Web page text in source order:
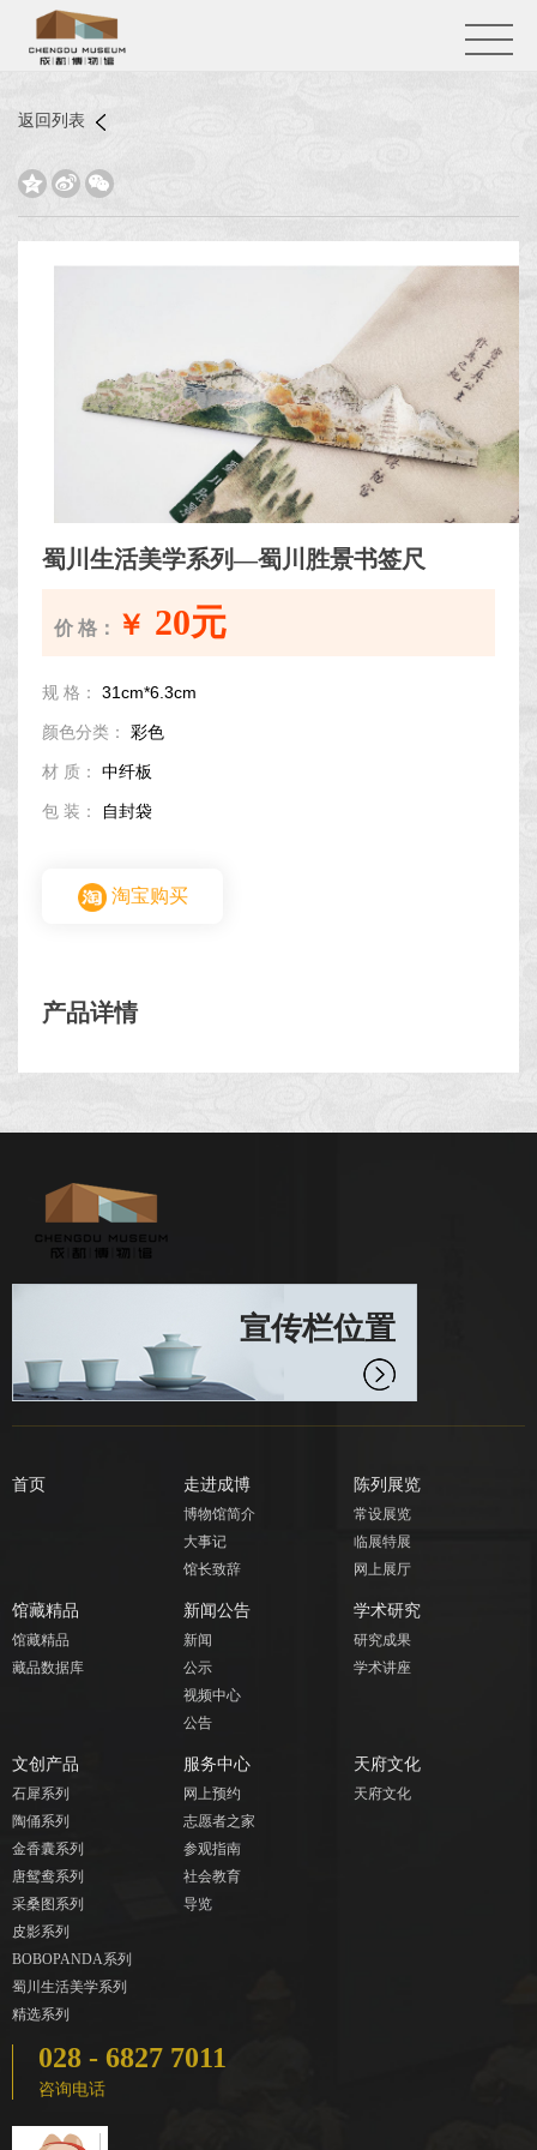
返回列表
  
蜀川生活美学系列—蜀川胜景书签尺
价 格： ￥ 20元
规 格： 31cm*6.3cm
颜色分类： 彩色
材 质： 中纤板
包 装： 自封袋
淘宝购买
产品详情
宣传栏位置
首页 走进成博
博物馆简介
大事记
馆长致辞
陈列展览
常设展览
临展特展
网上展厅
馆藏精品
馆藏精品
藏品数据库
新闻公告
新闻
公示
视频中心
公告
学术研究
研究成果
学术讲座
文创产品
石犀系列
陶俑系列
金香囊系列
唐鸳鸯系列
采桑图系列
皮影系列
BOBOPANDA系列
蜀川生活美学系列
精选系列
服务中心
网上预约
志愿者之家
参观指南
社会教育
导览
天府文化
天府文化
028 - 6827 7011
咨询电话